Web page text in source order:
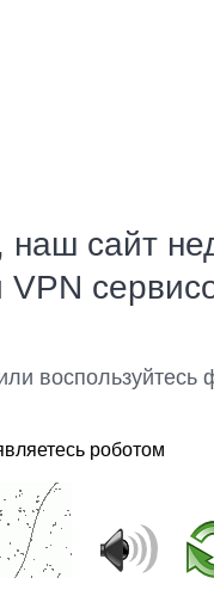
сайт
VPN
роботом